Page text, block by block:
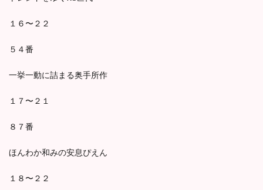
１６〜２２
５４番
一挙一動に詰まる奥手所作
１７〜２１
８７番
ほんわか和みの安息ぴえん
１８〜２２